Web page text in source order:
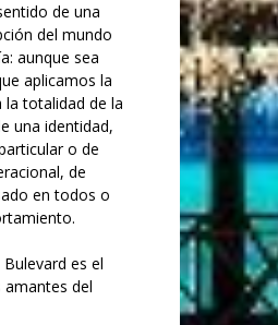
de una
del mundo
aunque sea
aplicamos la
la totalidad de la
una identidad,
o de
de
en todos o
es el
amantes del